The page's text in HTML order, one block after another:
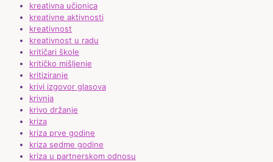
kreativna učionica
kreativne aktivnosti
kreativnost
kreativnost u radu
kritičari škole
kritičko mišljenje
kritiziranje
krivi izgovor glasova
krivnja
krivo držanje
kriza
kriza prve godine
kriza sedme godine
kriza u partnerskom odnosu